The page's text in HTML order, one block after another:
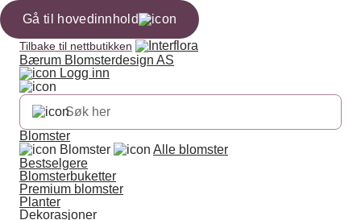
Gå til hovedinnhold
Tilbake til nettbutikken
Bærum Blomsterdesign AS
Logg inn
Blomster
Blomster
Alle blomster
Bestselgere
Blomsterbuketter
Premium blomster
Planter
Dekorasjoner